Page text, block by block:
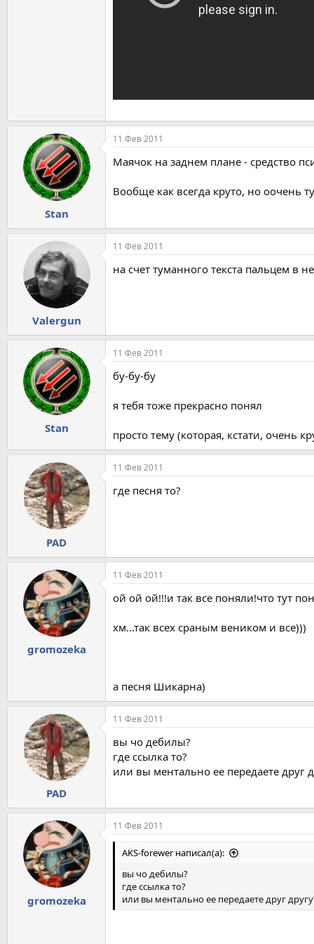
Stan
11 Фев 2011
Маячок на заднем плане - средство
Вообще как всегда круто, но оочень
Valergun
11 Фев 2011
на счет туманного текста пальцем в
Stan
11 Фев 2011
бу-бу-бу
я тебя тоже прекрасно понял
просто тему (которая, кстати, очень
PAD
11 Фев 2011
где песня то?
gromozeka
11 Фев 2011
ой ой ой!!!и так все поняли!что тут
хм...так всех сраным веником и все)))
а песня Шикарна)
PAD
11 Фев 2011
вы чо дебилы?
где ссылка то?
или вы ментально ее передаете друг
gromozeka
11 Фев 2011
AKS-forewer написал(а):
вы чо дебилы?
где ссылка то?
или вы ментально ее передаете друг